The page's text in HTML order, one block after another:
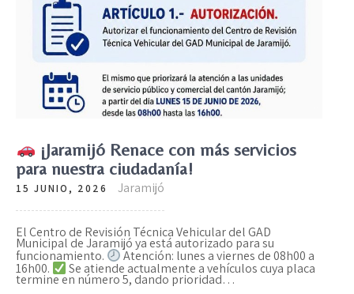
¡Jaramijó Renace con más servicios
para nuestra ciudadanía!
15 JUNIO, 2026 Jaramijó
El Centro de Revisión Técnica Vehicular del GAD
Municipal de Jaramijó ya está autorizado para su
funcionamiento. Atención: lunes a viernes de 08h00 a
16h00. Se atiende actualmente a vehículos cuya placa
termine en número 5, dando prioridad…